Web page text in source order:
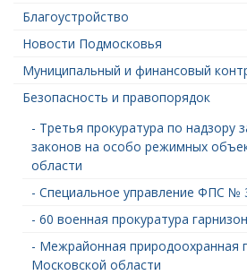
Благоустройство
Новости Подмосковья
Муниципальный и финансовый
Безопасность и правопорядок
- Третья прокуратура по надзору
законов на особо режимных
области
- Специальное управление ФПС №
- 60 военная прокуратура
- Межрайонная природоохранная
Московской области